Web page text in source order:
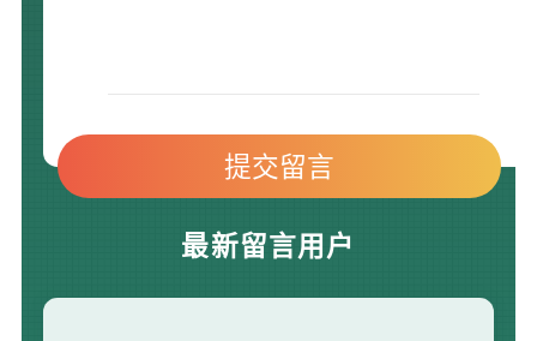
最新留言用户